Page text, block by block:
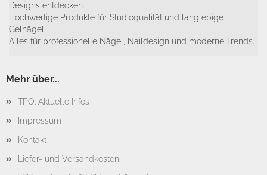
Designs entdecken.
Hochwertige Produkte für Studioqualität und langlebige
Gelnägel.
Alles für professionelle Nägel, Naildesign und moderne Trends.
Mehr über...
TPO: Aktuelle Infos
Impressum
Kontakt
Liefer- und Versandkosten